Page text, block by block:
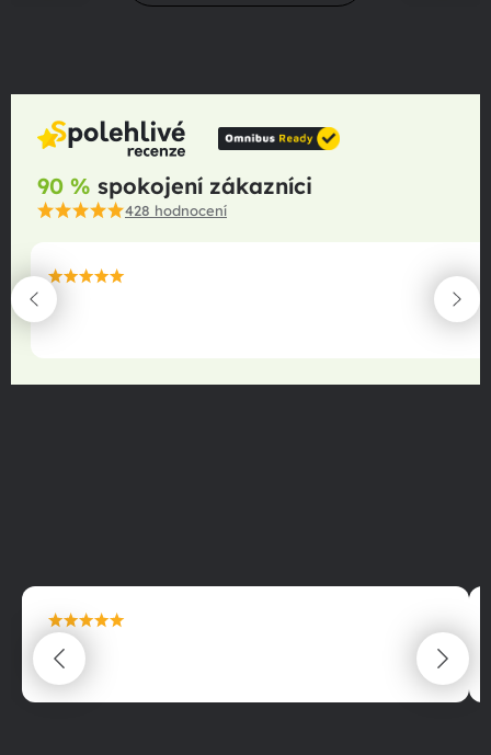
90 % spokojení zákazníci
428 hodnocení
maximální spokojenost
22.06.2025
maximální spokojenost
22.06.2025